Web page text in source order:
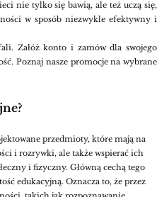
nie tylko się bawią, ale też uczą się,
w sposób niezwykle efektywny i
Załóż konto i zamów dla swojego
Poznaj nasze promocje na wybrane
przedmioty, które mają na
i rozrywki, ale także wspierać ich
i fizyczny. Główną cechą tego
edukacyjną. Oznacza to, że przez